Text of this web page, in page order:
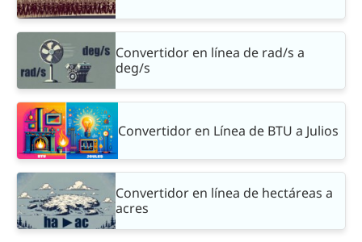
Convertidor en línea de rad/s a
deg/s
Convertidor en Línea de BTU a Julios
Convertidor en línea de hectáreas a
acres